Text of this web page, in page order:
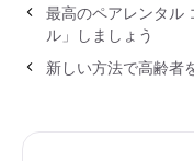
最高のペアレンタル
ル」しましょう
新しい方法で高齢者